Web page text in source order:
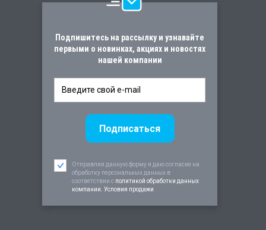
Подпишитесь на рассылку и узнавайте
первыми о новинках, акциях и новостях
нашей компании
Отправляя данную форму я даю согласие на
обработку персональных данных в
соответствии c политикой обработки данных
компании. Условия продажи